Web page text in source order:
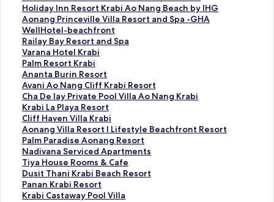
S
M
A
R
T
K
r
a
b
i
A
o
n
a
n
g
B
e
e
e
の
ペ
ー
ジ
を
開
く
リ
ン
ク
T
r
e
e
K
r
a
b
i
の
ペ
ー
ジ
を
開
く
リ
ン
a
y
A
o
N
a
n
g
B
e
a
c
h
R
e
s
o
r
a
r
a
G
r
a
n
d
B
e
a
c
h
R
e
s
o
r
a
s
a
i
R
e
s
o
r
t
の
ペ
ー
ジ
を
開
く
リ
k
a
m
a
n
d
a
R
e
s
o
r
t
A
n
d
S
p
o
f
i
t
e
l
K
r
a
b
i
P
h
o
k
e
e
t
Holiday Inn Resort Krabi Ao Nang Beach by IHG
H
o
l
i
d
a
y
I
n
n
R
e
s
o
r
t
K
r
Aonang Princeville Villa Resort and Spa -GHA
WellHotel-beachfront
A
o
n
a
n
g
P
r
i
n
c
e
v
i
l
l
e
Railay Bay Resort and Spa
R
a
i
l
a
y
B
a
y
R
e
s
o
r
t
Varana Hotel Krabi
V
a
r
a
n
a
H
o
t
e
l
K
r
a
Palm Resort Krabi
P
a
l
m
R
e
s
o
r
t
K
r
a
Ananta Burin Resort
A
n
a
n
t
a
B
u
r
i
n
R
Avani Ao Nang Cliff Krabi Resort
A
v
a
n
i
A
o
N
a
n
g
Cha De lay Private Pool Villa Ao Nang Krabi
C
h
a
D
e
l
a
y
P
r
Krabi La Playa Resort
K
r
a
b
i
L
a
P
l
Cliff Haven Villa Krabi
C
l
i
f
f
H
a
v
Aonang Villa Resort l Lifestyle Beachfront Resort
A
o
n
a
n
g
V
Palm Paradise Aonang Resort
P
a
l
m
P
a
Nadivana Serviced Apartments
N
a
d
i
v
Tiya House Rooms & Cafe
T
i
y
a
Dusit Thani Krabi Beach Resort
D
u
s
Panan Krabi Resort
P
a
Krabi Castaway Pool Villa
K